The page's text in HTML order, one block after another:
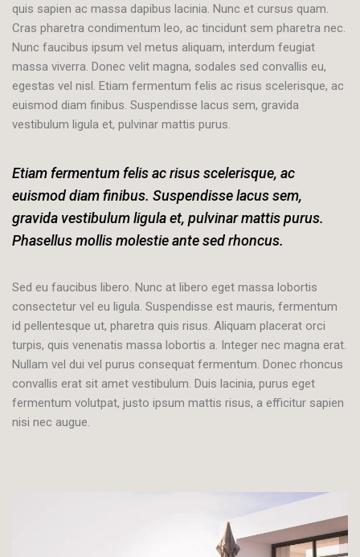
quis sapien ac massa dapibus lacinia. Nunc et cursus quam.
Cras pharetra condimentum leo, ac tincidunt sem pharetra nec.
Nunc faucibus ipsum vel metus aliquam, interdum feugiat
massa viverra. Donec velit magna, sodales sed convallis eu,
egestas vel nisl. Etiam fermentum felis ac risus scelerisque, ac
euismod diam finibus. Suspendisse lacus sem, gravida
vestibulum ligula et, pulvinar mattis purus.
Etiam fermentum felis ac risus scelerisque, ac
euismod diam finibus. Suspendisse lacus sem,
gravida vestibulum ligula et, pulvinar mattis purus.
Phasellus mollis molestie ante sed rhoncus.
Sed eu faucibus libero. Nunc at libero eget massa lobortis
consectetur vel eu ligula. Suspendisse est mauris, fermentum
id pellentesque ut, pharetra quis risus. Aliquam placerat orci
turpis, quis venenatis massa lobortis a. Integer nec magna erat.
Nullam vel dui vel purus consequat fermentum. Donec rhoncus
convallis erat sit amet vestibulum. Duis lacinia, purus eget
fermentum volutpat, justo ipsum mattis risus, a efficitur sapien
nisi nec augue.